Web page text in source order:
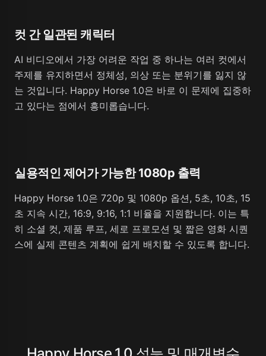
컷 간 일관된 캐릭터
AI 비디오에서 가장 어려운 작업 중 하나는 여러 컷에서
주제를 유지하면서 정체성, 의상 또는 분위기를 잃지 않
는 것입니다. Happy Horse 1.0은 바로 이 문제에 집중하
고 있다는 점에서 흥미롭습니다.
실용적인 제어가 가능한 1080p 출력
Happy Horse 1.0은 720p 및 1080p 옵션, 5초, 10초, 15
초 지속 시간, 16:9, 9:16, 1:1 비율을 지원합니다. 이는 특
히 소셜 컷, 제품 루프, 세로 프로모션 및 짧은 영화 시퀀
스에 실제 콘텐츠 계획에 쉽게 배치할 수 있도록 합니다.